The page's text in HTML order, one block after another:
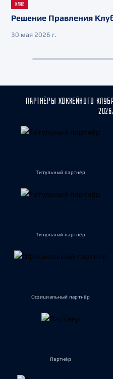
КЛУБ
Решение Правления
30 мая 2026 г.
ПАРТНЁРЫ ХОККЕЙНОГО
Титульный партнёр
Титульный партнёр
Официальный партнёр
Партнёр